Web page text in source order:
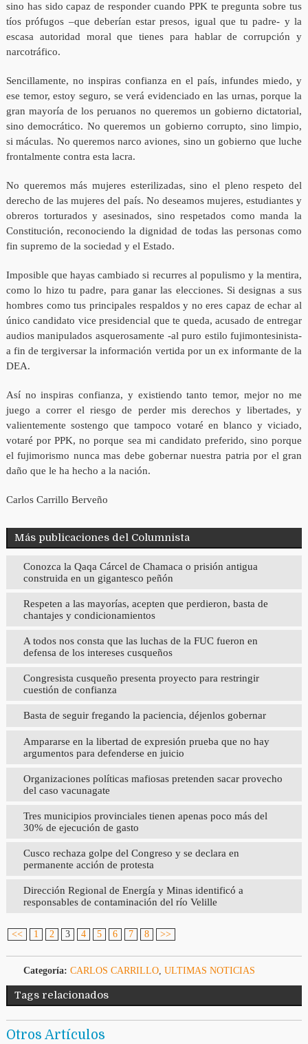
sino has sido capaz de responder cuando PPK te pregunta sobre tus
tíos prófugos –que deberían estar presos, igual que tu padre- y la
escasa autoridad moral que tienes para hablar de corrupción y
narcotráfico.
Sencillamente, no inspiras confianza en el país, infundes miedo, y
ese temor, estoy seguro, se verá evidenciado en las urnas, porque la
gran mayoría de los peruanos no queremos un gobierno dictatorial,
sino democrático. No queremos un gobierno corrupto, sino limpio,
si máculas. No queremos narco aviones, sino un gobierno que luche
frontalmente contra esta lacra.
No queremos más mujeres esterilizadas, sino el pleno respeto del
derecho de las mujeres del país. No deseamos mujeres, estudiantes y
obreros torturados y asesinados, sino respetados como manda la
Constitución, reconociendo la dignidad de todas las personas como
fin supremo de la sociedad y el Estado.
Imposible que hayas cambiado si recurres al populismo y la mentira,
como lo hizo tu padre, para ganar las elecciones. Si designas a sus
hombres como tus principales respaldos y no eres capaz de echar al
único candidato vice presidencial que te queda, acusado de entregar
audios manipulados asquerosamente -al puro estilo fujimontesinista-
a fin de tergiversar la información vertida por un ex informante de la
DEA.
Así no inspiras confianza, y existiendo tanto temor, mejor no me
juego a correr el riesgo de perder mis derechos y libertades, y
valientemente sostengo que tampoco votaré en blanco y viciado,
votaré por PPK, no porque sea mi candidato preferido, sino porque
el fujimorismo nunca mas debe gobernar nuestra patria por el gran
daño que le ha hecho a la nación.
Carlos Carrillo Berveño
Más publicaciones del Columnista
Conozca la Qaqa Cárcel de Chamaca o prisión antigua
construida en un gigantesco peñón
Respeten a las mayorías, acepten que perdieron, basta de
chantajes y condicionamientos
A todos nos consta que las luchas de la FUC fueron en
defensa de los intereses cusqueños
Congresista cusqueño presenta proyecto para restringir
cuestión de confianza
Basta de seguir fregando la paciencia, déjenlos gobernar
Ampararse en la libertad de expresión prueba que no hay
argumentos para defenderse en juicio
Organizaciones políticas mafiosas pretenden sacar provecho
del caso vacunagate
Tres municipios provinciales tienen apenas poco más del
30% de ejecución de gasto
Cusco rechaza golpe del Congreso y se declara en
permanente acción de protesta
Dirección Regional de Energía y Minas identificó a
responsables de contaminación del río Velille
<< 1 2 3 4 5 6 7 8 >>
Categoría: CARLOS CARRILLO, ULTIMAS NOTICIAS
Tags relacionados
Otros Artículos